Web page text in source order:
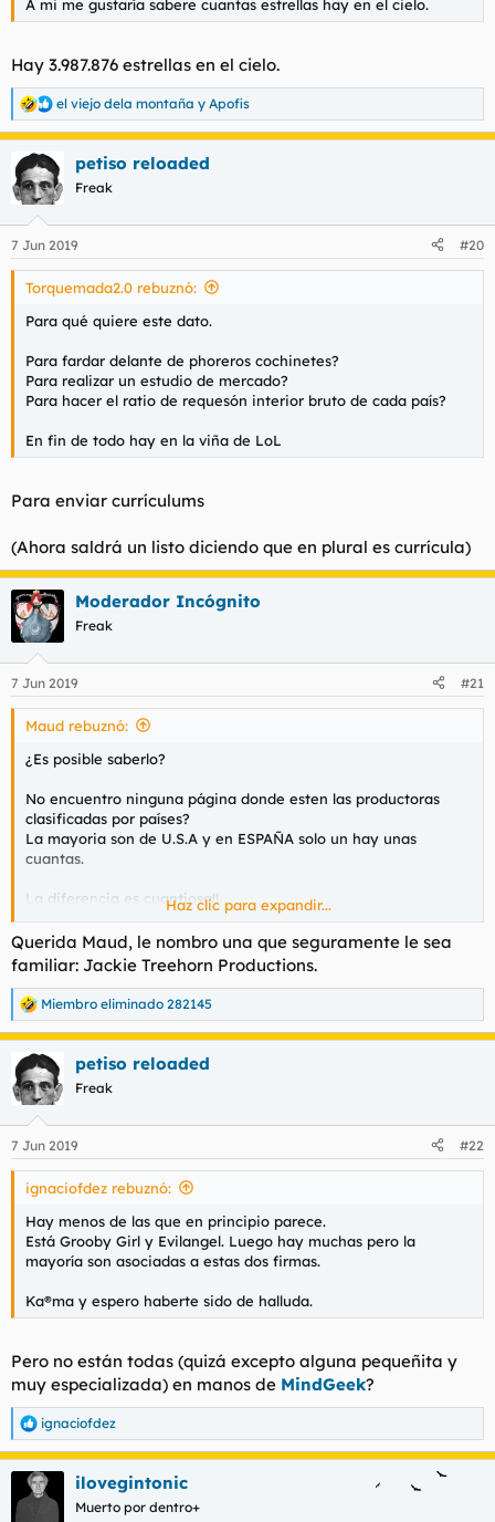
A mi me gustaría sabere cuantas estrellas hay en el cielo.
Hay 3.987.876 estrellas en el cielo.
R
e
a
c
c
i
e
s
el viejo dela montaña y Apofis
petiso reloaded
Freak
7 Jun 2019 #20
Torquemada2.0 rebuznó:
Para qué quiere este dato.
Para fardar delante de phoreros cochinetes?
Para realizar un estudio de mercado?
Para hacer el ratio de requesón interior bruto de cada país?
En fin de todo hay en la viña de LoL
Para enviar currículums
(Ahora saldrá un listo diciendo que en plural es currícula)
Moderador Incógnito
Freak
7 Jun 2019 #21
Maud rebuznó:
¿Es posible saberlo?
No encuentro ninguna página donde esten las productoras
clasificadas por países?
La mayoria son de U.S.A y en ESPAÑA solo un hay unas
cuantas.
La diferencia es cuantiosa!!
¿pero en otros países q productos on-line ofertan?
No me refiero a productoras q realizan peliculas de
alto presupuesto en dvd
como PRIVATE sino a productoras
q ofertan videos amateur como TORBE.
Estas productoras ocupan el 85% del mercado on-line
pero no todo se reduce a U.S.A , ESPAÑA y poco más...
se supone q cada país
tiene productoras propias con productos
propios pero
como buscar por país especifico?
Haz clic para expandir...
Querida Maud, le nombro una que seguramente le sea
familiar: Jackie Treehorn Productions.
R
e
a
c
c
i
e
s
Miembro eliminado 282145
petiso reloaded
Freak
7 Jun 2019 #22
ignaciofdez rebuznó:
Hay menos de las que en principio parece.
Está Grooby Girl y Evilangel. Luego hay muchas pero la
mayoría son asociadas a estas dos firmas.
Ka®ma y espero haberte sido de halluda.
Pero no están todas (quizá excepto alguna pequeñita y
muy especializada) en manos de MindGeek?
R
e
a
c
ignaciofdez
ilovegintonic
Muerto por dentro+